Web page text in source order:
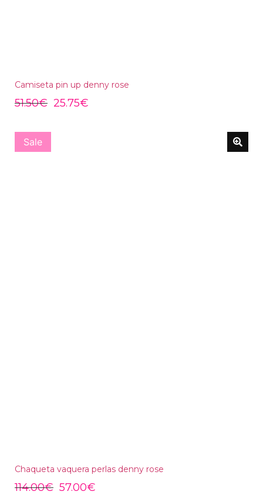
Camiseta pin up denny rose
51.50€ 25.75€
Sale
Chaqueta vaquera perlas denny rose
114.00€ 57.00€